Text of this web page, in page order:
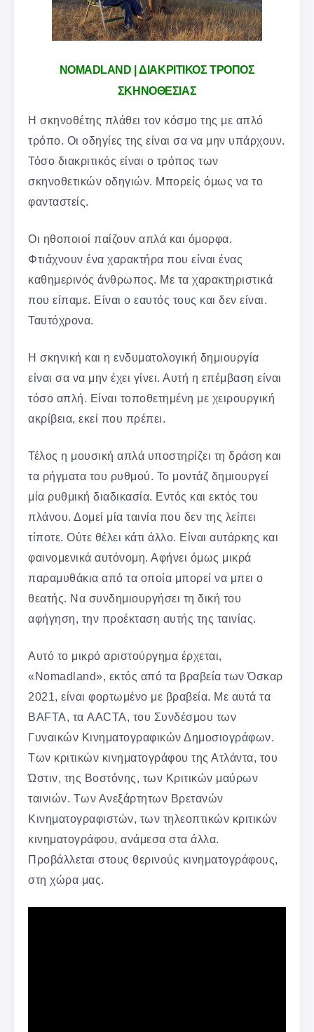
NOMADLAND | ΔΙΑΚΡΙΤΙΚΟΣ ΤΡΟΠΟΣ
ΣΚΗΝΟΘΕΣΙΑΣ
Η σκηνοθέτης πλάθει τον κόσμο της με απλό
τρόπο. Οι οδηγίες της είναι σα να μην υπάρχουν.
Τόσο διακριτικός είναι ο τρόπος των
σκηνοθετικών οδηγιών. Μπορείς όμως να το
φανταστείς.
Οι ηθοποιοί παίζουν απλά και όμορφα.
Φτιάχνουν ένα χαρακτήρα που είναι ένας
καθημερινός άνθρωπος. Με τα χαρακτηριστικά
που είπαμε. Είναι ο εαυτός τους και δεν είναι.
Ταυτόχρονα.
Η σκηνική και η ενδυματολογική δημιουργία
είναι σα να μην έχει γίνει. Αυτή η επέμβαση είναι
τόσο απλή. Είναι τοποθετημένη με χειρουργική
ακρίβεια, εκεί που πρέπει.
Τέλος η μουσική απλά υποστηρίζει τη δράση και
τα ρήγματα του ρυθμού. Το μοντάζ δημιουργεί
μία ρυθμική διαδικασία. Εντός και εκτός του
πλάνου. Δομεί μία ταινία που δεν της λείπει
τίποτε. Ούτε θέλει κάτι άλλο. Είναι αυτάρκης και
φαινομενικά αυτόνομη. Αφήνει όμως μικρά
παραμυθάκια από τα οποία μπορεί να μπει ο
θεατής. Να συνδημιουργήσει τη δική του
αφήγηση, την προέκταση αυτής της ταινίας.
Αυτό το μικρό αριστούργημα έρχεται,
«Nomadland», εκτός από τα βραβεία των Όσκαρ
2021, είναι φορτωμένο με βραβεία. Με αυτά τα
BAFTA, τα AACTA, του Συνδέσμου των
Γυναικών Κινηματογραφικών Δημοσιογράφων.
Των κριτικών κινηματογράφου της Ατλάντα, του
Ώστιν, της Βοστόνης, των Κριτικών μαύρων
ταινιών. Των Ανεξάρτητων Βρετανών
Κινηματογραφιστών, των τηλεοπτικών κριτικών
κινηματογράφου, ανάμεσα στα άλλα.
Προβάλλεται στους θερινούς κινηματογράφους,
στη χώρα μας.